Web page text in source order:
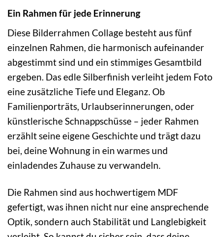
Ein Rahmen für jede Erinnerung
Diese Bilderrahmen Collage besteht aus fünf
einzelnen Rahmen, die harmonisch aufeinander
abgestimmt sind und ein stimmiges Gesamtbild
ergeben. Das edle Silberfinish verleiht jedem Foto
eine zusätzliche Tiefe und Eleganz. Ob
Familienporträts, Urlaubserinnerungen, oder
künstlerische Schnappschüsse – jeder Rahmen
erzählt seine eigene Geschichte und trägt dazu
bei, deine Wohnung in ein warmes und
einladendes Zuhause zu verwandeln.
Die Rahmen sind aus hochwertigem MDF
gefertigt, was ihnen nicht nur eine ansprechende
Optik, sondern auch Stabilität und Langlebigkeit